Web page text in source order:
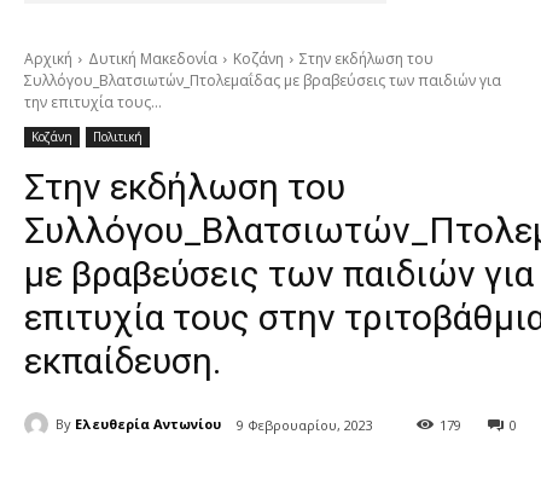
Αρχική Δυτική Μακεδονία Κοζάνη
Στην εκδήλωση του
Συλλόγου_Βλατσιωτών_Πτολεμαΐδας με βραβεύσεις των παιδιών για
την επιτυχία τους...
Κοζάνη Πολιτική
Στην εκδήλωση του
με βραβεύσεις των παιδιών
επιτυχία τους στην
εκπαίδευση.
By Ελευθερία Αντωνίου 9 Φεβρουαρίου, 2023 0
179